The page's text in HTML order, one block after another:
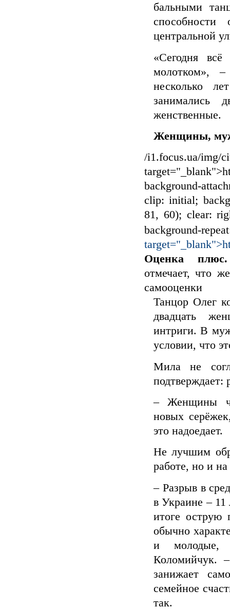
бальными
способности
центральной
«Сегодня
молотком»,
несколько
занимались
женственные.
Женщины,
/i1.focus.ua/img/
background-
clip: initial;
81, 60); clear:
background-
Оценка плюс.
отмечает, что
самооценки
Танцор Олег
двадцать
интриги. В
условии, что
Мила не
подтверждает:
– Женщины
новых
это надоедает.
Не лучшим
работе, но и
– Разрыв в
в Украине – 11
итоге острую
обычно
и молодые, –
Коломийчук.
занижает
семейное
так.